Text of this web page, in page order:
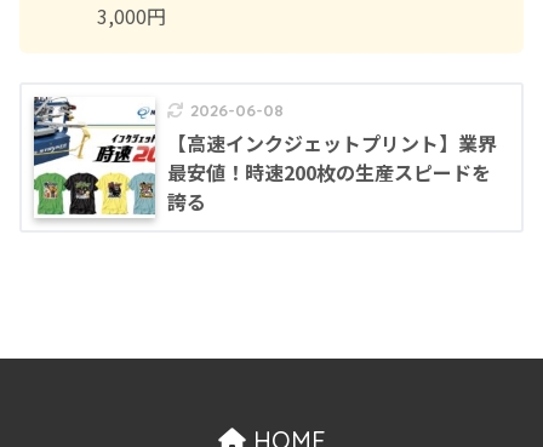
3,000円
2026-06-08
【高速インクジェットプリント】業界
最安値！時速200枚の生産スピードを
誇る
HOME